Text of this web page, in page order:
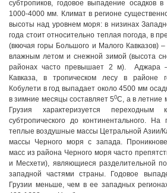
субтропиков, годовое выпадение осадков
1000-4000 мм. Климат в регионе
высоты над уровнем моря: в низинах
года стоит относительно теплая погода, в
(вкючая горы Большого и Малого Кавказов)
влажным летом и снежной зимой (высота
районах часто превышает 2 м). Аджара
Кавказа, в тропическом лесу в районе
Кобулети в год выпадает около 4500 мм
в зимние месяцы составляет 50С, а в летние
Грузия характеризуется
субтропического до континентального.
теплые воздушные массы Цетральной Азии/
массы Черного моря с запада.
масс из района Черного моря часто
и Месхети), являющиеся разделительной
западной частями страны. Годовое
Грузии меньше, чем в ее западных